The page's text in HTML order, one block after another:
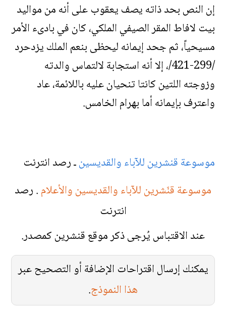
إن النص بحد ذاته يصف يعقوب على أنه من مواليد
بيت لافاط المقر الصيفي الملكي، كان في بادىء الأمر
مسيحياً، ثم جحد إيمانه ليحظى بنعم الملك يزدحرد
/299-421/، إلا أنه استجابة لالتماس والدته
وزوجته اللتين كانتا تنحيان عليه باللائمة، عاد
واعترف بإيمانه أما بهرام الخامس.
موسوعة قنشرين للآباء والقديسينـ رصد انترنت
موسوعة قنّشرين للآباء والقديسين والأعلام. رصد
انترنت
عند الاقتباس يُرجى ذكر موقع قنشرين كمصدر.
يمكنك إرسال اقتراحات الإضافة أو التصحيح عبر
هذا النموذج.